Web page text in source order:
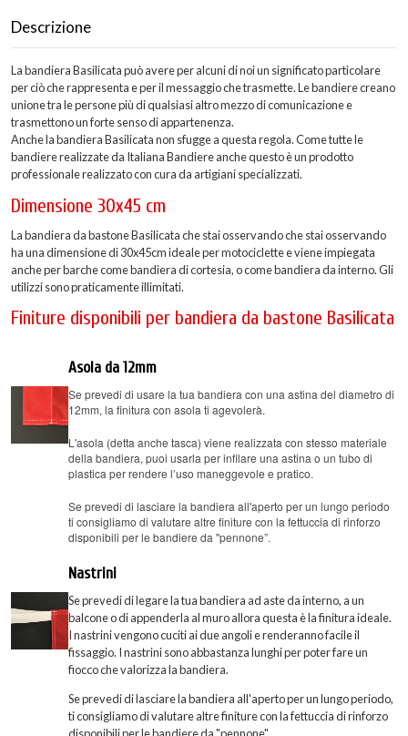
Descrizione
La bandiera Basilicata può avere per alcuni di noi un significato particolare
per ciò che rappresenta e per il messaggio che trasmette. Le bandiere creano
unione tra le persone più di qualsiasi altro mezzo di comunicazione e
trasmettono un forte senso di appartenenza.
Anche la bandiera Basilicata non sfugge a questa regola. Come tutte le
bandiere realizzate da Italiana Bandiere anche questo è un prodotto
professionale realizzato con cura da artigiani specializzati.
Dimensione 30x45 cm
La bandiera da bastone Basilicata che stai osservando che stai osservando
ha una dimensione di 30x45cm ideale per motociclette e viene impiegata
anche per barche come bandiera di cortesia, o come bandiera da interno. Gli
utilizzi sono praticamente illimitati.
Finiture disponibili per bandiera da bastone Basilicata
Asola da 12mm
Se prevedi di usare la tua bandiera con una astina del diametro di
12mm, la finitura con asola ti agevolerà.
L'asola (detta anche tasca) viene realizzata con stesso materiale
della bandiera, puoi usarla per infilare una astina o un tubo di
plastica per rendere l’uso maneggevole e pratico.
Se prevedi di lasciare la bandiera all'aperto per un lungo periodo
ti consigliamo di valutare altre finiture con la fettuccia di rinforzo
disponibili per le bandiere da "pennone”.
Nastrini
Se prevedi di legare la tua bandiera ad aste da interno, a un
balcone o di appenderla al muro allora questa è la finitura ideale.
I nastrini vengono cuciti ai due angoli e renderanno facile il
fissaggio. I nastrini sono abbastanza lunghi per poter fare un
fiocco che valorizza la bandiera.
Se prevedi di lasciare la bandiera all'aperto per un lungo periodo,
ti consigliamo di valutare altre finiture con la fettuccia di rinforzo